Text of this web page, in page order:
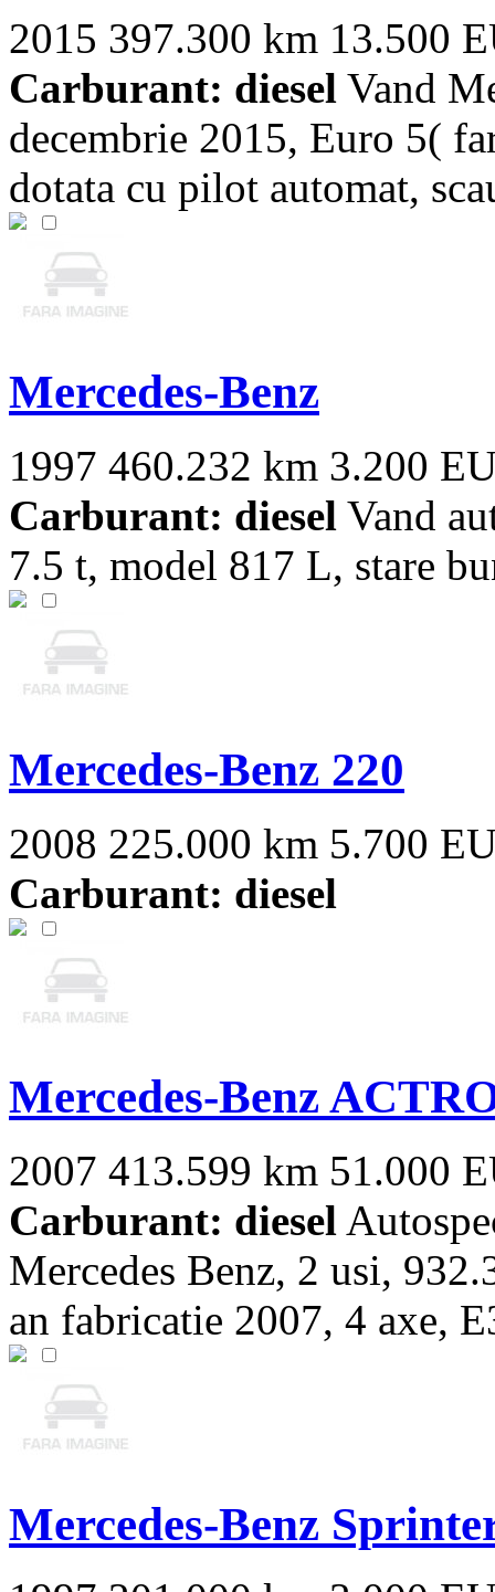
2015 397.300 km 13.500
Carburant: diesel Vand
decembrie 2015, Euro 5(
dotata cu pilot automat,
Mercedes-Benz
1997 460.232 km 3.200
Carburant: diesel Vand
7.5 t, model 817 L, stare
Mercedes-Benz 220
2008 225.000 km 5.700
Carburant: diesel
Mercedes-Benz
2007 413.599 km 51.000
Carburant: diesel
Mercedes Benz, 2 usi,
an fabricatie 2007, 4 axe,
Mercedes-Benz